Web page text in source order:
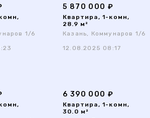
1/6
5 870 000 ₽
Квартира, 1-комн,
28.9 м²
Казань, Коммунаров 1/6
12.08.2025 08:17
6 390 000 ₽
Квартира, 1-комн,
30.0 м²